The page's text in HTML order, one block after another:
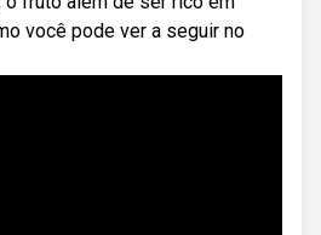
você pode ver a seguir no